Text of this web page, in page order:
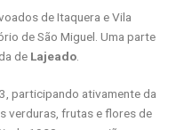
de Itaquera e Vila
de São Miguel. Uma parte
de Lajeado
participando ativamente da
verduras, frutas e flores de